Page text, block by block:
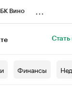
Вино
Финансы